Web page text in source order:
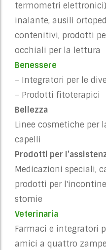
termometri
inalante, ausili
contenitivi, prodotti
occhiali per la lettura
Benessere
– Integratori per le
– Prodotti fitoterapici
Bellezza
Linee cosmetiche per
capelli
Prodotti per
Medicazioni speciali,
prodotti per
stomie
Veterinaria
Farmaci e integratori
amici a quattro zampe